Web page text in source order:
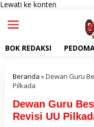
Lewati ke konten
BOK REDAKSI
Beranda »Dewan Guru
Pilkada
Dewan Guru
Revisi UU